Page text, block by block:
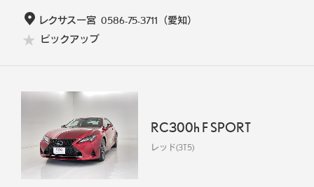
レクサス一宮 0586-75-3711 （愛知）
ピックアップ
RC300h F SPORT
レッド(3T5)